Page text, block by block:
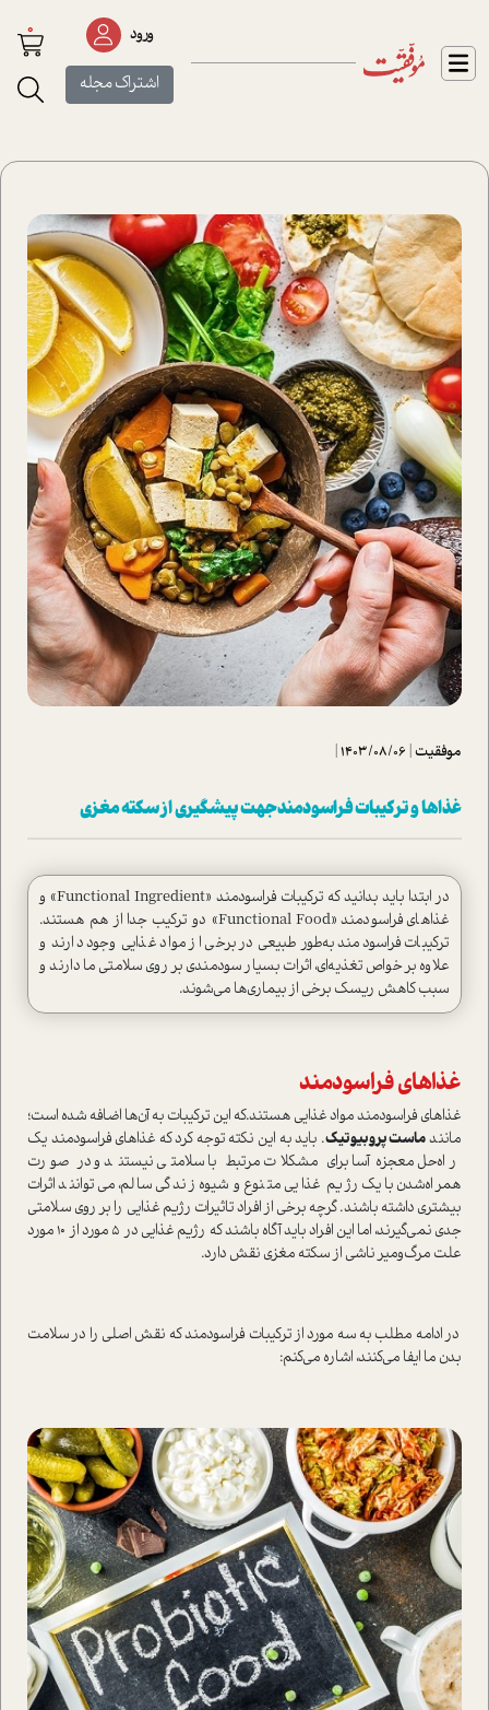
ورود
اشتراک مجله
0
موفقیت|
1403/08/06
|
غذاها و ترکیبات فراسودمند جهت پیشگیری از سکته مغزی
در ابتدا باید بدانید که ترکیبات فراسودمند «Functional Ingredient» و
غذاهای فراسودمند «Functional Food» دو ترکیب جدا از هم هستند.
ترکیبات فراسودمند به‌طور طبیعی در برخی از مواد غذایی وجود دارند و
علاوه بر خواص تغذیه‌ای، اثرات بسیار سودمندی بر روی سلامتی ما دارند و
سبب کاهش ریسک برخی از بیماری‌ها می‌شوند.
غذاهای فراسودمند
غذاهای فراسودمند مواد غذایی هستند‌.که این ترکیبات به آن‌ها اضافه شده ا‌ست؛
مانندما‌ست پروبیوتیک. باید به این نکته توجه کرد که غذاهای فراسودمند یک
راه‌حل معجزه‌آسا برای مشکلات مرتبط با سلامتی نیستند و در صورت
همراه‌شدن با یک رژیم غذایی متنوع و شیوه زندگی سالم، می‌توانند اثرات
بیشتری داشته باشند. گرچه برخی از افراد تاثیرات رژیم غذایی را بر روی سلامتی
جدی نمی‌گیرند، اما این افراد باید آگاه باشند که رژیم غذایی در 5 مورد از 10 مورد
علت مرگ‌و‌میر ناشی از سکته مغزی نقش دارد.
در ادامه مطلب به سه مورد از ترکیبات فراسودمند که نقش اصلی را در سلامت
بدن ما ایفا می‌کنند، اشاره می‌کنم: